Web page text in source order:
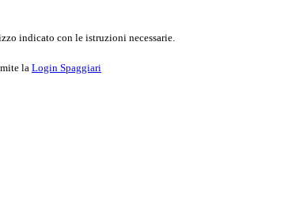
indicato con le istruzioni necessarie.
la Login Spaggiari